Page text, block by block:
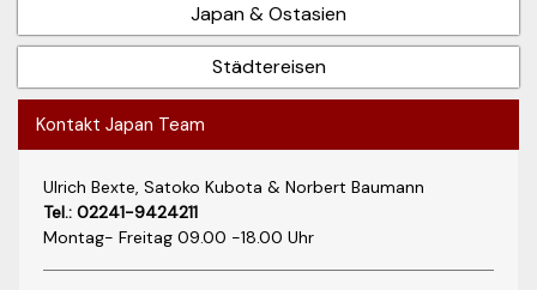
Japan & Ostasien
Städtereisen
Kontakt Japan Team
Ulrich Bexte, Satoko Kubota & Norbert Baumann
Tel.: 02241-9424211
Montag- Freitag 09.00 -18.00 Uhr